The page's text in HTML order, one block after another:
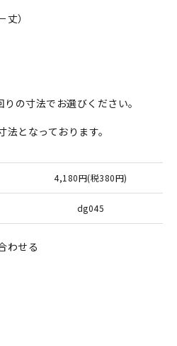
）
の寸法でお選びください。
となっております。
4,180円(税380円)
dg045
わせる